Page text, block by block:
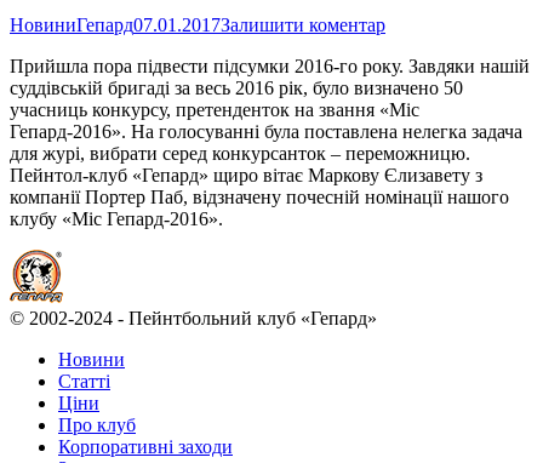
НовиниГепард07.01.2017Залишити коментар
Прийшла пора підвести підсумки 2016-го року. Завдяки нашій
суддівській бригаді за весь 2016 рік, було визначено 50
учасниць конкурсу, претенденток на звання «Міс
Гепард-2016». На голосуванні була поставлена нелегка задача
для журі, вибрати серед конкурсанток – переможницю.
Пейнтол-клуб «Гепард» щиро вітає Маркову Єлизавету з
компанії Портер Паб, відзначену почесній номінації нашого
клубу «Міс Гепард-2016».
© 2002-2024 - Пейнтбольний клуб «Гепард»
Новини
Статті
Ціни
Про клуб
Корпоративні заходи